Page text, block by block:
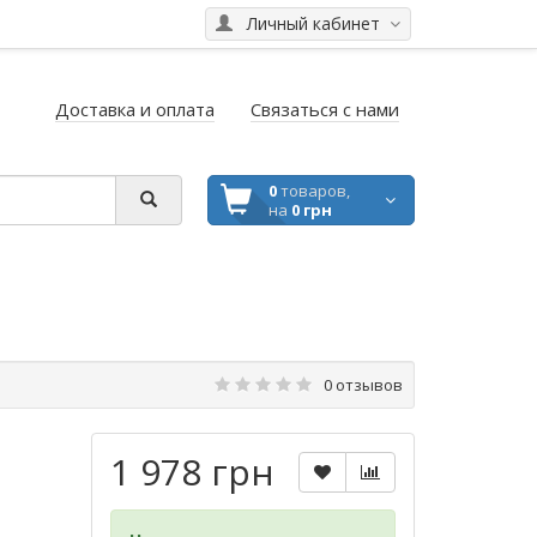
Личный кабинет
Доставка и оплата Связаться с нами
0товаров,
на 0 грн
0 отзывов
1 978 грн